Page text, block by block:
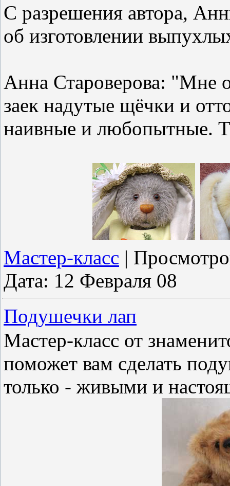
С разрешения автора,
об изготовлении
Анна Староверова: "Мне
заек надутые щёчки и
наивные и любопытные.
Мастер-класс |
Дата: 12 Февраля 08
Подушечки лап
Мастер-класс от
поможет вам сделать
только - живыми и